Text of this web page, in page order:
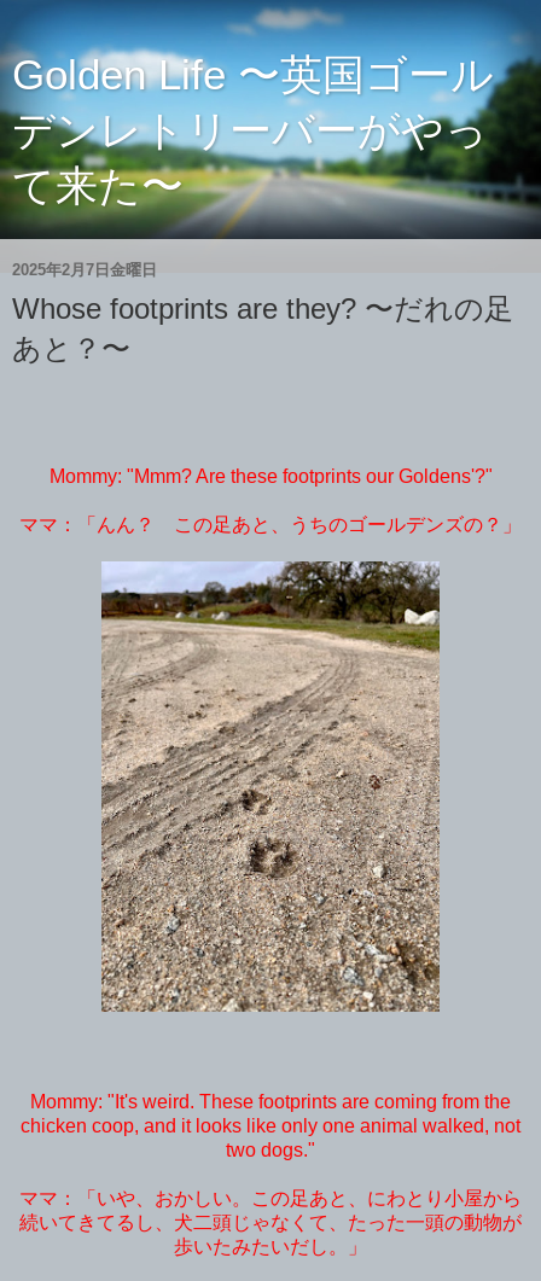
Golden Life 〜英国ゴール
デンレトリーバーがやっ
て来た〜
2025年2月7日金曜日
Whose footprints are they? 〜だれの足
あと？〜
Mommy: "Mmm? Are these footprints our Goldens'?"
ママ：「んん？ この足あと、うちのゴールデンズの？」
Mommy: "It's weird. These footprints are coming from the
chicken coop, and it looks like only one animal walked, not
two dogs."
ママ：「いや、おかしい。この足あと、にわとり小屋から
続いてきてるし、犬二頭じゃなくて、たった一頭の動物が
歩いたみたいだし。」